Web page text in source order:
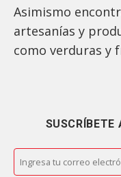
Asimismo
artesanías y
como verduras y
SUSCRÍBETE